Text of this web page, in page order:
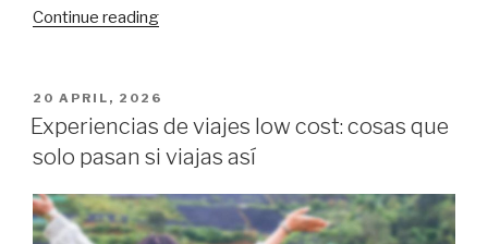
Continue reading“Miedos
con
bebés:
cómo
superarlos”
POSTED
ON
20 APRIL, 2026
Experiencias de viajes low cost: cosas que
solo pasan si viajas así